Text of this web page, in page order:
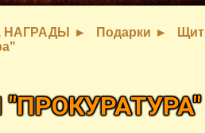
НАГРАДЫ Подарки
Щит